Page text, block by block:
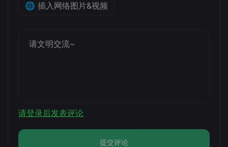
🌐 插入网络图片&视频
请登录后发表评论
提交评论